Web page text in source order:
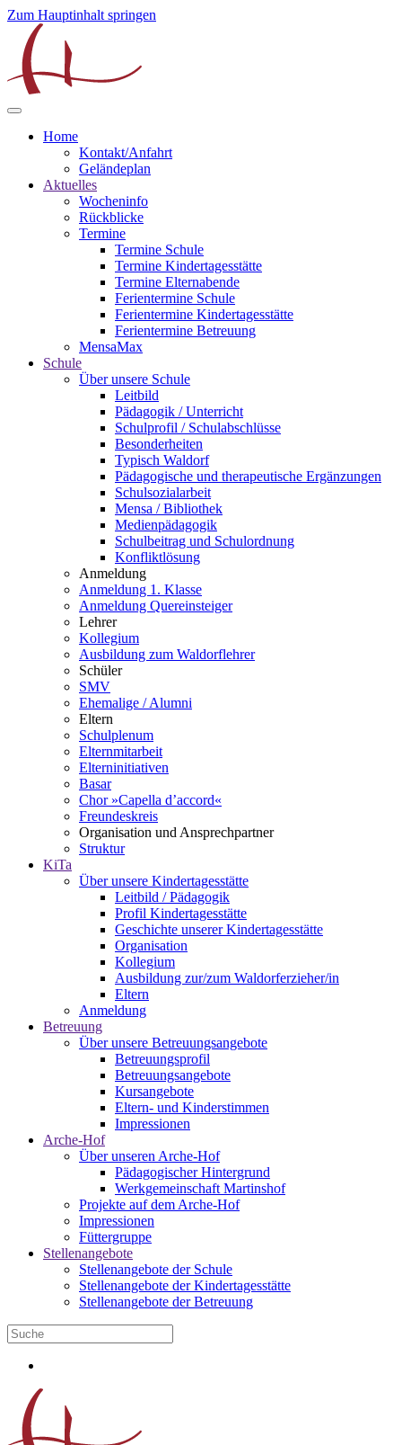
Zum Hauptinhalt springen
Home
Kontakt/Anfahrt
Geländeplan
Aktuelles
Wocheninfo
Rückblicke
Termine
Termine Schule
Termine Kindertagesstätte
Termine Elternabende
Ferientermine Schule
Ferientermine Kindertagesstätte
Ferientermine Betreuung
MensaMax
Schule
Über unsere Schule
Leitbild
Pädagogik / Unterricht
Schulprofil / Schulabschlüsse
Besonderheiten
Typisch Waldorf
Pädagogische und therapeutische Ergänzungen
Schulsozialarbeit
Mensa / Bibliothek
Medienpädagogik
Schulbeitrag und Schulordnung
Konfliktlösung
Anmeldung
Anmeldung 1. Klasse
Anmeldung Quereinsteiger
Lehrer
Kollegium
Ausbildung zum Waldorflehrer
Schüler
SMV
Ehemalige / Alumni
Eltern
Schulplenum
Elternmitarbeit
Elterninitiativen
Basar
Chor »Capella d’accord«
Freundeskreis
Organisation und Ansprechpartner
Struktur
KiTa
Über unsere Kindertagesstätte
Leitbild / Pädagogik
Profil Kindertagesstätte
Geschichte unserer Kindertagesstätte
Organisation
Kollegium
Ausbildung zur/zum Waldorferzieher/in
Eltern
Anmeldung
Betreuung
Über unsere Betreuungsangebote
Betreuungsprofil
Betreuungsangebote
Kursangebote
Eltern- und Kinderstimmen
Impressionen
Arche-Hof
Über unseren Arche-Hof
Pädagogischer Hintergrund
Werkgemeinschaft Martinshof
Projekte auf dem Arche-Hof
Impressionen
Füttergruppe
Stellenangebote
Stellenangebote der Schule
Stellenangebote der Kindertagesstätte
Stellenangebote der Betreuung